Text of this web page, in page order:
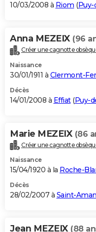
10/03/2008 à Riom (Puy-
Anna MEZEIX (96
Créer une cagnotte
Naissance
30/01/1911 à Clermont-
Décès
14/01/2008 à Effiat(Puy-
Marie MEZEIX (86
Créer une cagnotte
Naissance
15/04/1920 à la Roche-
Décès
28/02/2007 à Saint-
Jean MEZEIX (88